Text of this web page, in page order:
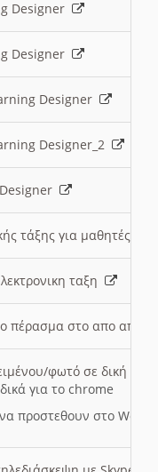
Designer
Designer
Designer
Designer_2
τάξης για μαθητές
ταξη
πέρασμα στο απο
φωτό σε δική
για το chrome
προστεθουν στο Word